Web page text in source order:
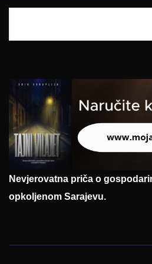
Nevjerovatna priča o
opkoljenom Sarajevu.